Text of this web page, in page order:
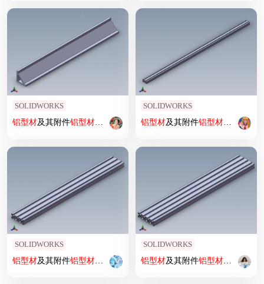
SOLIDWORKS
铝型材及其附件铝型材及其附件1.31.100100.15
SOLIDWORKS
铝型材及其附件铝型材及其附件
SOLIDWORKS
铝型材及其附件铝型材及其附件1.11.40.040120.08
SOLIDWORKS
铝型材及其附件铝型材及其附件